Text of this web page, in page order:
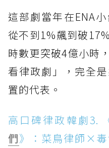
這部劇當年在ENA
從不到1%飆到破
時數更突破4億小時
看律政劇」，完全
置的代表。
高口碑律政韓劇3.
們》：菜鳥律師×